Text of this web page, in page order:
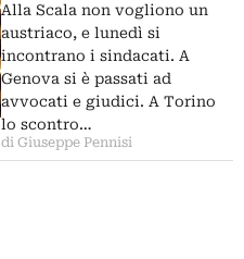
Alla Scala non vogliono un
austriaco, e lunedì si
incontrano i sindacati. A
Genova si è passati ad
avvocati e giudici. A Torino
lo scontro…
di Giuseppe Pennisi